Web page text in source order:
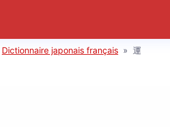
Dictionnaire japonais français » 運